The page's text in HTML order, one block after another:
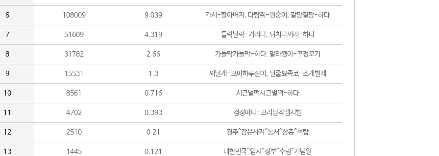
6 108009 9.039 가시-할아버지, 다람쥐-원숭이, 갈팡질팡-하다
7 51609 4.319 들락날락-거리다, 뒤치다꺼리-하다
8 31782 2.66 가들막가들막-하다, 말라깽이-꾸정모기
9 15531 1.3 외날개-꼬마하루살이, 털줄뾰족코-조개벌레
10 8561 0.716 시근벌떡시근벌떡-하다
11 4702 0.393 검정마디-꼬리납작맵시벌
12 2510 0.21 경주^감은사지^동서^삼층^석탑
13 1445 0.121 대한민국^임시^정부^수립^기념일